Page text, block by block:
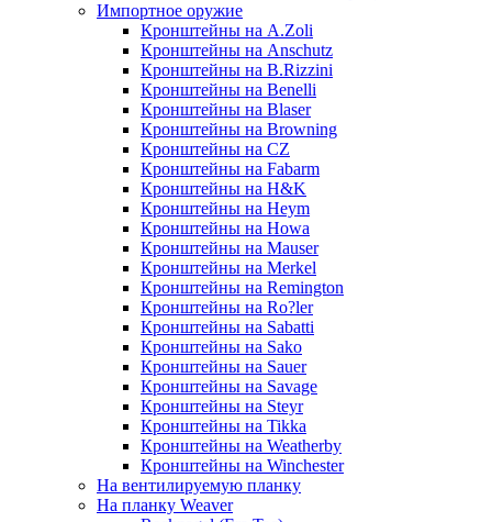
Импортное оружие
Кронштейны на A.Zoli
Кронштейны на Anschutz
Кронштейны на B.Rizzini
Кронштейны на Benelli
Кронштейны на Blaser
Кронштейны на Browning
Кронштейны на CZ
Кронштейны на Fabarm
Кронштейны на H&K
Кронштейны на Heym
Кронштейны на Howa
Кронштейны на Mauser
Кронштейны на Merkel
Кронштейны на Remington
Кронштейны на Ro?ler
Кронштейны на Sabatti
Кронштейны на Sako
Кронштейны на Sauer
Кронштейны на Savage
Кронштейны на Steyr
Кронштейны на Tikka
Кронштейны на Weatherby
Кронштейны на Winchester
На вентилируемую планку
На планку Weaver